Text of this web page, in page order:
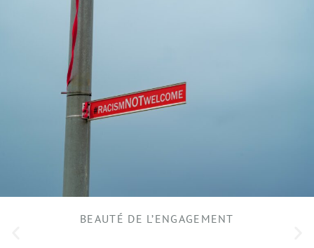
BEAUTÉ DE L’ENGAGEMENT